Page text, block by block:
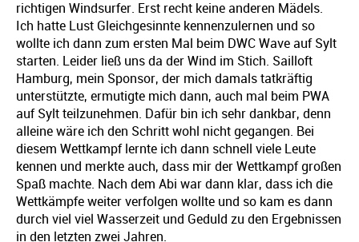
richtigen Windsurfer. Erst recht keine anderen Mädels.
Ich hatte Lust Gleichgesinnte kennenzulernen und so
wollte ich dann zum ersten Mal beim DWC Wave auf Sylt
starten. Leider ließ uns da der Wind im Stich. Sailloft
Hamburg, mein Sponsor, der mich damals tatkräftig
unterstützte, ermutigte mich dann, auch mal beim PWA
auf Sylt teilzunehmen. Dafür bin ich sehr dankbar, denn
alleine wäre ich den Schritt wohl nicht gegangen. Bei
diesem Wettkampf lernte ich dann schnell viele Leute
kennen und merkte auch, dass mir der Wettkampf großen
Spaß machte. Nach dem Abi war dann klar, dass ich die
Wettkämpfe weiter verfolgen wollte und so kam es dann
durch viel viel Wasserzeit und Geduld zu den Ergebnissen
in den letzten zwei Jahren.